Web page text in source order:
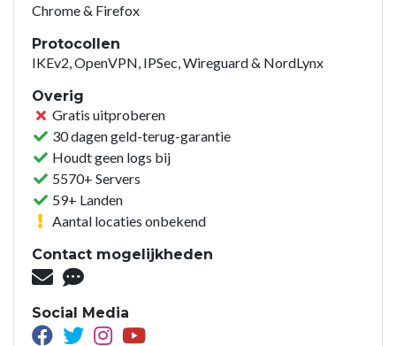
Chrome & Firefox
Protocollen
IKEv2, OpenVPN, IPSec, Wireguard & NordLynx
Overig
Gratis uitproberen
30 dagen geld-terug-garantie
Houdt geen logs bij
5570+ Servers
59+ Landen
Aantal locaties onbekend
Contact mogelijkheden
Social Media